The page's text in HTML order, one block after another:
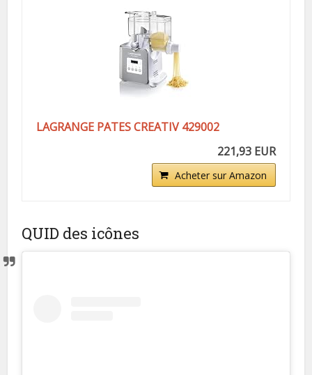
LAGRANGE PATES CREATIV 429002
221,93 EUR
Acheter sur Amazon
QUID des icônes